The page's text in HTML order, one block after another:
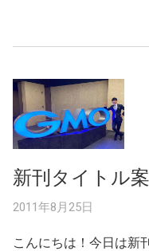
新刊タイトル
2011年8月25日
こんにちは！今日は新